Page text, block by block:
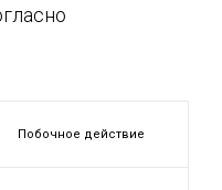
Побочное действие